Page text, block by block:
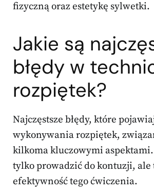
fizyczną oraz estetykę sylwetki.
Jakie są
błędy w
rozpiętek?
Najczęstsze błędy, które
wykonywania rozpiętek,
kilkoma kluczowymi
tylko prowadzić do kontuzji, ale
efektywność tego ćwiczenia.